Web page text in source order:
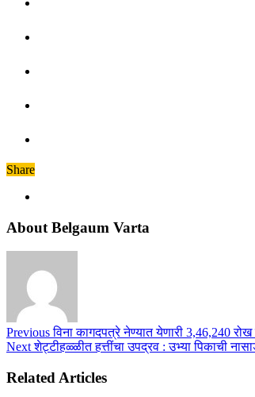
Share
About Belgaum Varta
Previousविना कागदपत्रे नेण्यात येणारी 3,46,240
Nextशेट्टीहळ्ळीत हत्तींचा उपद्रव : उभ्या पिकाची
Related Articles